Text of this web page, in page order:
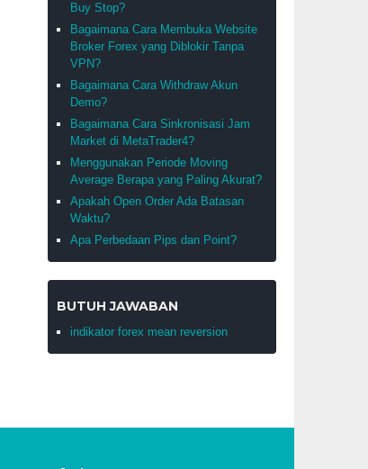
Buy Stop?
Bagaimana Cara Membuka Website
Broker Forex yang Diblokir Tanpa
VPN?
Bagaimana Cara Withdraw Akun
Demo?
Bagaimana Cara Sinkronisasi Jam
Market di MetaTrader4?
Menggunakan Periode Moving
Average Berapa yang Paling Akurat?
Apakah Open Order Ada Batasan
Waktu?
Apa Perbedaan Pips dan Point?
BUTUH JAWABAN
indikator forex mean reversion